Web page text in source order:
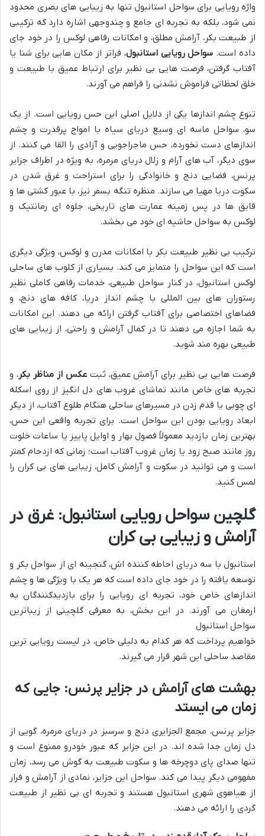
واژه رویایی برای سواحل استانبول تنها به زیبایی های بصری محدود
نمی شود، بلکه به تجربه ای جامع و چندوجهی اشاره دارد که ترکیبی
از طبیعت بکر، آرامش مطلق، و امکانات رفاهی لوکس را در خود جای
داده است. سواحل رویایی استانبول، فراتر از مکان هایی برای شنا یا
آفتاب گرفتن، فرصت هایی بی نظیر برای ارتباط عمیق با طبیعت و
خلق لحظاتی فراموش نشدنی را فراهم می آورند.
تنوع چشم اندازها یکی از دلایل اصلی این حس رویایی است. از یک
سو، سواحل ماسه ای وسیع دریای سیاه با امواج پرقدرت و چشم
اندازهای دست نخورده، حس ماجراجویی و آزادی را القا می کنند. از
سوی دیگر، آب های آرام و زلال دریای مرمره، به ویژه در اطراف جزایر
پرنس، فضایی دنج و خانوادگی را برای استراحت و غرق شدن در
سکوت دریا مهیا می سازند. منظره تنگه بسفر نیز، با عبور کشتی ها و
قایق ها در پس زمینه عمارت های تاریخی، جلوه ای رمانتیک و
لوکس به سواحل حاشیه ای خود می بخشد.
ترکیب بی نظیر طبیعت بکر با امکانات مدرن و لوکس، ویژگی دیگری
است که این سواحل را متمایز می کند. بسیاری از کلوب های ساحلی
لوکس استانبول، در کنار سواحل طبیعی، خدمات رفاهی کاملی نظیر
رستوران های بین المللی با چشم انداز دریا، کافه های دنج، و
فضاهای اختصاصی برای آفتاب گرفتن ارائه می دهند. این امکانات
به شما اجازه می دهند تا در کمال آرامش و راحتی، از زیبایی های
طبیعی بهره مند شوید.
فرصت هایی بی نظیر برای آرامش عمیق، ثبتعکس از مناظر بکر، و
تجربه های خاص مانند تماشای غروب های دل انگیز از روی اسکله
ای چوبی یا قدم زدن در مسیرهای ساحلی هنگام طلوع آفتاب، از دیگر
ابعاد رویایی بودن این سواحل است. برای تجربه واقعی این حس،
بهترین زمان بازدید معمولاً فصول بهار و اوایل پاییز یا ساعات خلوت
روز مانند صبح زود یا زمان غروب آفتاب است؛ زمانی که ازدحام کمتر
است و می توانید در سکوت و آرامش کامل، زیبایی های بی کران را
لمس کنید.
گلچین سواحل رویایی استانبول: غرق در
آرامش و زیبایی بی کران
استانبول با سه دریای احاطه کننده اش، گنجینه ای از سواحل بکر و
توسعه یافته را در خود جای داده است که هر یک با ویژگی ها و چشم
اندازهای خاص خود، تجربه ای رویایی را برای بازدیدکنندگان به
ارمغان می آورند. در این بخش، به معرفی گلچینی از زیباترین
سواحل استانبول
خواهیم پرداخت که هر کدام به دلیلی خاص، در لیست رویایی ترین
مقاصد ساحلی این شهر قرار می گیرند.
بهشت های آرامش در جزایر پرنس: جایی که
زمان می ایستد
جزایر پرنس، مجمع الجزایری دنج و سرسبز در دریای مرمره، گویی از
دل زمان جدا شده اند. در این جزایر که عبور خودرو ممنوع است و
تنها صدای پای دوچرخه ها و سکوت طبیعت به گوش می رسد، زمان
مفهومی دیگر پیدا می کند. سواحل این جزایر، نمادی از آرامش و فرار
از هیاهوی شهری استانبول هستند و تجربه ای بی نظیر از طبیعت
گردی را ارائه می دهند.